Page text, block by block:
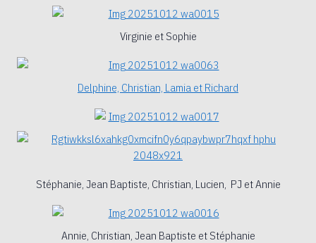
Virginie et Sophie
Delphine, Christian, Lamia et Richard
Stéphanie, Jean Baptiste, Christian, Lucien, PJ et Annie
Annie, Christian, Jean Baptiste et Stéphanie